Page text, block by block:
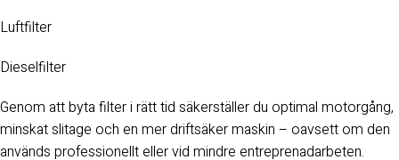
Luftfilter
Dieselfilter
Genom att byta filter i rätt tid säkerställer du optimal motorgång,
minskat slitage och en mer driftsäker maskin – oavsett om den
används professionellt eller vid mindre entreprenadarbeten.